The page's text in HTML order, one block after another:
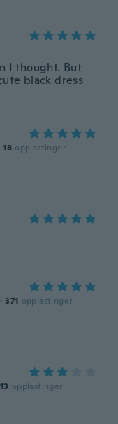
I thought. But
black dress
18 opplastinger
· 371 opplastinger
13 opplastinger